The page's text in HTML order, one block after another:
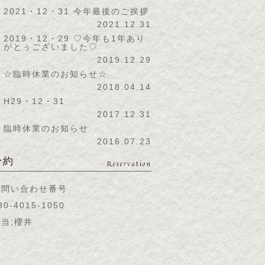
2021・12・31 今年最後のご挨拶
2021.12.31
2019・12・29 ♡今年も1年あり
がとぅございました♡
2019.12.29
☆臨時休業のお知らせ☆
2018.04.14
H29・12・31
2017.12.31
臨時休業のお知らせ
2016.07.23
約 Reservation
い合わせ番号
4015-1050
;櫻井